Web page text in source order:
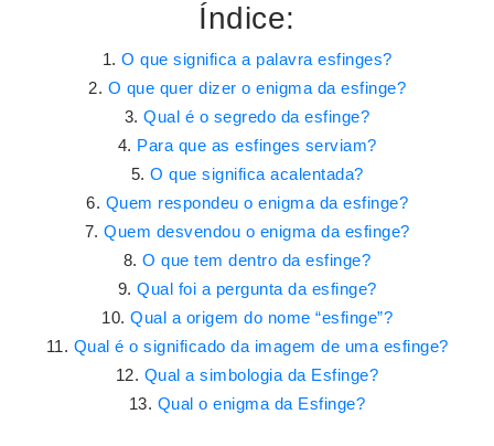
Índice:
O que significa a palavra esfinges?
O que quer dizer o enigma da esfinge?
Qual é o segredo da esfinge?
Para que as esfinges serviam?
O que significa acalentada?
Quem respondeu o enigma da esfinge?
Quem desvendou o enigma da esfinge?
O que tem dentro da esfinge?
Qual foi a pergunta da esfinge?
Qual a origem do nome “esfinge”?
Qual é o significado da imagem de uma esfinge?
Qual a simbologia da Esfinge?
Qual o enigma da Esfinge?